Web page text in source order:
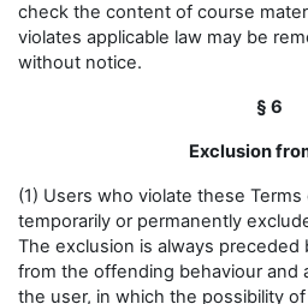
check the content of course
violates applicable law may be
without notice.
§ 6
Exclusion
(1) Users who violate these
temporarily or permanently
The exclusion is always preceded
from the offending behaviour and
the user, in which the possibility